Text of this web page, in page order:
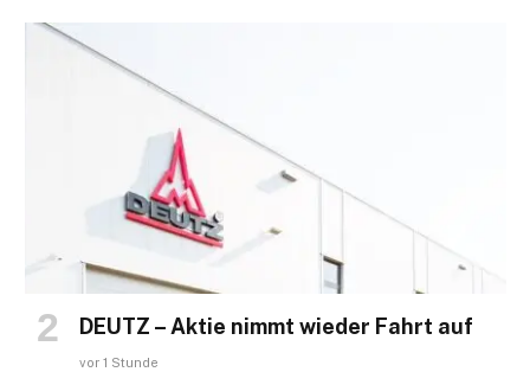
DEUTZ – Aktie nimmt wieder Fahrt auf
vor 1 Stunde